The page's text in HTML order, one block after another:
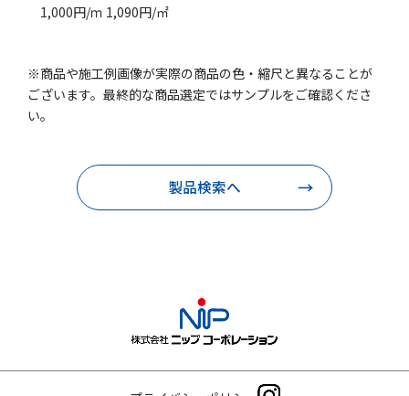
1,000円/ｍ 1,090円/㎡
※商品や施工例画像が実際の商品の色・縮尺と異なることが
ございます。最終的な商品選定ではサンプルをご確認くださ
い。
製品検索へ